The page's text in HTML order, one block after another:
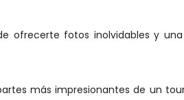
ofrecerte fotos inolvidables y
más impresionantes de un